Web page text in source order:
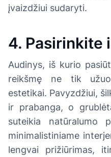
įvaizdžiui sudaryti.
4. Pasirinkite
Audinys, iš kurio
reikšmę ne tik
estetikai. Pavyzdžiui,
ir prabanga, o
suteikia natūralumo
minimalistiniame
lengvai prižiūrimas,